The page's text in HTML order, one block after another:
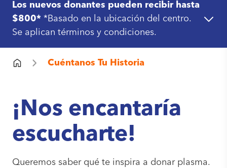
Los nuevos donantes pueden recibir hasta
$800* *Basado en la ubicación del centro.
Se aplican términos y condiciones.
Cuéntanos Tu Historia
¡Nos encantaría
escucharte!
Queremos saber qué te inspira a donar plasma.